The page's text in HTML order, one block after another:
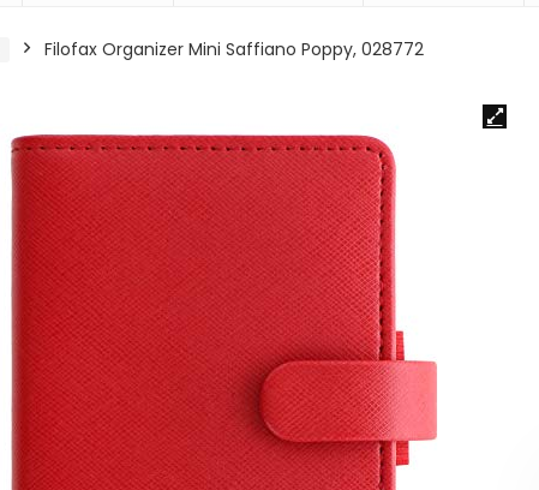
Filofax Organizer Mini Saffiano Poppy, 028772